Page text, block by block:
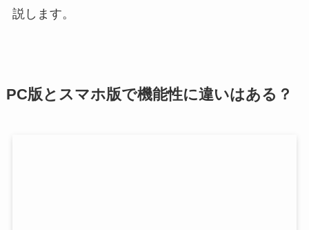
説します。
PC版とスマホ版で機能性に違いはある？